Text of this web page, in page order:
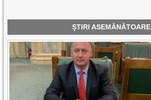
ȘTIRI ASEMĂNĂTOARE